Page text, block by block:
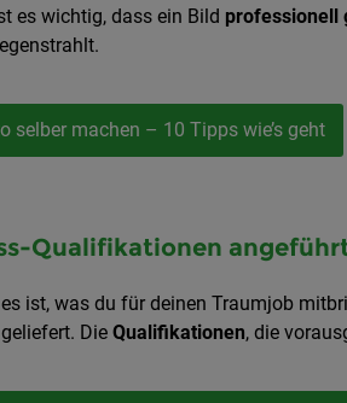
es wichtig, dass ein Bild professionell
selber machen – 10 Tipps wie’s geht
Qualifikationen
ist, was du für deinen Traumjob
Die Qualifikationen, die